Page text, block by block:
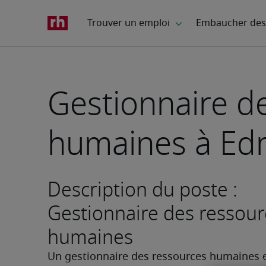
Gestionnaire
humaines à
Description du poste :
Gestionnaire des
humaines
Un gestionnaire des ressources humaines